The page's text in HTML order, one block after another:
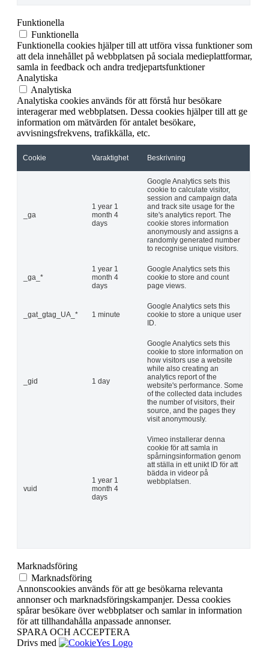
Funktionella
Funktionella
Funktionella cookies hjälper till att utföra vissa funktioner som
att dela innehållet på webbplatsen på sociala medieplattformar,
samla in feedback och andra tredjepartsfunktioner
Analytiska
Analytiska
Analytiska cookies används för att förstå hur besökare
interagerar med webbplatsen. Dessa cookies hjälper till att ge
information om mätvärden för antalet besökare,
avvisningsfrekvens, trafikkälla, etc.
Cookie Varaktighet Beskrivning
_ga
1 year 1
month 4
days
Google Analytics sets this
cookie to calculate visitor,
session and campaign data
and track site usage for the
site's analytics report. The
cookie stores information
anonymously and assigns a
randomly generated number
to recognise unique visitors.
_ga_*
1 year 1
month 4
days
Google Analytics sets this
cookie to store and count
page views.
_gat_gtag_UA_* 1 minute
Google Analytics sets this
cookie to store a unique user
ID.
_gid 1 day
Google Analytics sets this
cookie to store information on
how visitors use a website
while also creating an
analytics report of the
website's performance. Some
of the collected data includes
the number of visitors, their
source, and the pages they
visit anonymously.
vuid
1 year 1
month 4
days
Vimeo installerar denna
cookie för att samla in
spårningsinformation genom
att ställa in ett unikt ID för att
bädda in videor på
webbplatsen.
Marknadsföring
Marknadsföring
Annonscookies används för att ge besökarna relevanta
annonser och marknadsföringskampanjer. Dessa cookies
spårar besökare över webbplatser och samlar in information
för att tillhandahålla anpassade annonser.
SPARA OCH ACCEPTERA
Drivs med